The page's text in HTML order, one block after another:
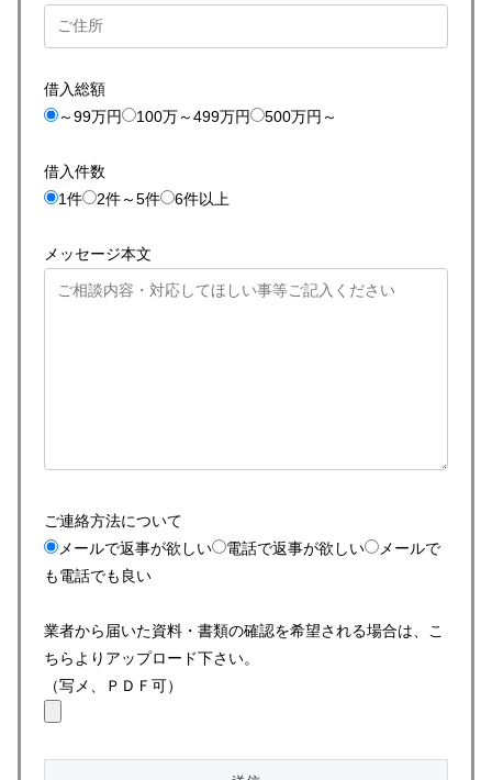
借入総額
～99万円
100万～499万円 500万円～
借入件数
1件
2件～5件 6件以上
メッセージ本文
ご連絡方法について
メールで返事が欲しい
電話で返事が欲しい
メールで
も電話でも良い
業者から届いた資料・書類の確認を希望される場合は、こ
ちらよりアップロード下さい。
（写メ、ＰＤＦ可）